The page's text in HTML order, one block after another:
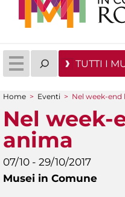
TUTTI I
Tu sei qui
Home > Eventi > Nel week-end
Nel week-
anima
07/10 - 29/10/2017
Musei in Comune